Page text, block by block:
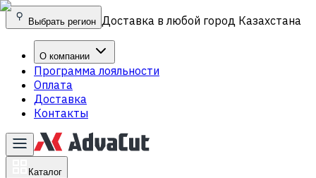
Выбрать регион Доставка в любой город Казахстана
О компании
Программа лояльности
Оплата
Доставка
Контакты
Каталог